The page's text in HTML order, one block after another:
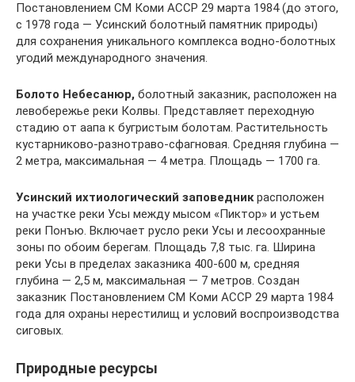
Постановлением СМ Коми АССР 29 марта 1984 (до этого,
с 1978 года — Усинский болотный памятник природы)
для сохранения уникального комплекса водно-болотных
угодий международного значения.
Болото Небесанюр, болотный заказник, расположен на
левобережье реки Колвы. Представляет переходную
стадию от аапа к бугристым болотам. Растительность
кустарниково-разнотраво-сфагновая. Средняя глубина —
2 метра, максимальная — 4 метра. Площадь — 1700 га.
Усинский ихтиологический заповедник расположен
на участке реки Усы между мысом «Пиктор» и устьем
реки Понъю. Включает русло реки Усы и лесоохранные
зоны по обоим берегам. Площадь 7,8 тыс. га. Ширина
реки Усы в пределах заказника 400-600 м, средняя
глубина — 2,5 м, максимальная — 7 метров. Создан
заказник Постановлением СМ Коми АССР 29 марта 1984
года для охраны нерестилищ и условий воспроизводства
сиговых.
Природные ресурсы